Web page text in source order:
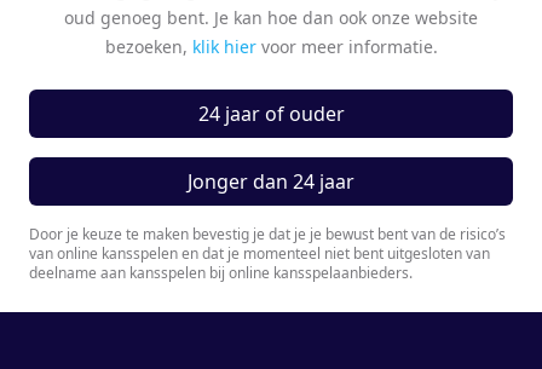
Bosderby Brilliance 🔥 AMS – BLO 🏑
Tulp Hoofdklasse Women ‘25/’26
12 weergaven• 284 dagen geleden
Historic Upset in ’t Gooi 😱 LAR – BLO
🏑 Tulp Hoofdklasse Men ‘25/’26
Highlights
18weergaven•284 dagen geleden
04:01
Walker’s Hat-Trick Heroics 🔥 BLO – OR
🏑 Tulp Hoofdklasse Men ‘25/’26
Highlights
14weergaven •292 dagen geleden
02:16
oud genoeg bent. Je kan hoe dan ook onze website
bezoeken, klik hier voor meer informatie.
24 jaar of ouder
Jonger dan 24 jaar
Door je keuze te maken bevestig je dat je je bewust bent van de risico’s
van online kansspelen en dat je momenteel niet bent uitgesloten van
deelname aan kansspelen bij online kansspelaanbieders.